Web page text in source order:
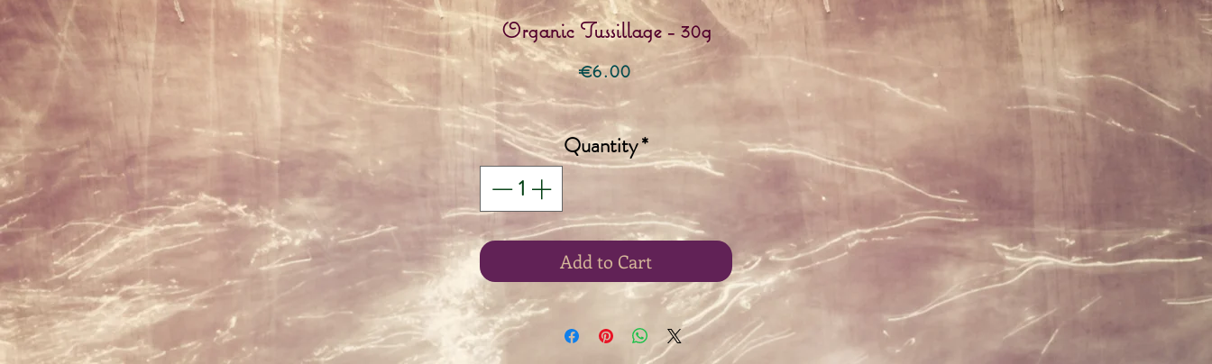
Organic Tussillage - 30g
€6.00Price
Quantity*
Add to Cart